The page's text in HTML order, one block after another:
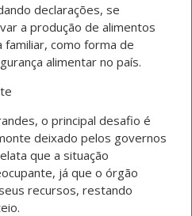
declarações, se
a produção de alimentos
familiar, como forma de
alimentar no país.
o principal desafio é
deixado pelos governos
que a situação
já que o órgão
recursos, restando